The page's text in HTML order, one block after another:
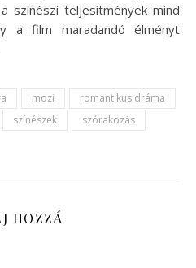
színészi teljesítmények mind
a film maradandó élményt
mozi
romantikus dráma
színészek
szórakozás
HOZZÁ